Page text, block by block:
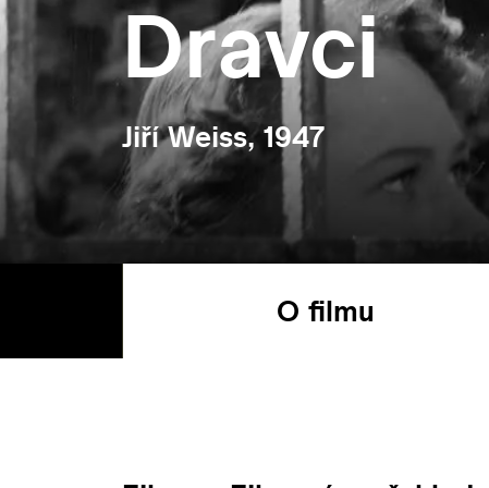
Dravci
Jiří Weiss, 1947
O filmu